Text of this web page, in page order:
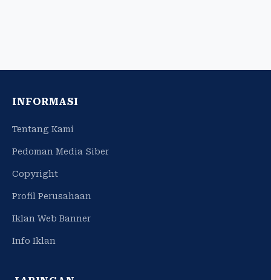
INFORMASI
Tentang Kami
Pedoman Media Siber
Copyright
Profil Perusahaan
Iklan Web Banner
Info Iklan